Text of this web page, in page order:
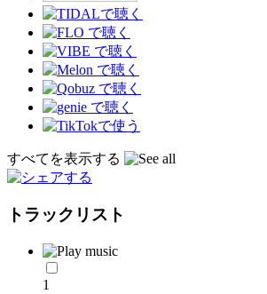
すべてを表示する
トラックリスト
1